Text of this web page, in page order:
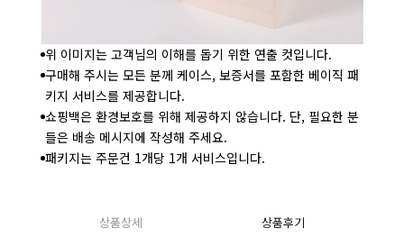
위 이미지는 고객님의 이해를 돕기 위한 연출 컷입니다.
구매해 주시는 모든 분께 케이스, 보증서를 포함한 베이직 패
키지 서비스를 제공합니다.
쇼핑백은 환경보호를 위해 제공하지 않습니다. 단, 필요한 분
들은 배송 메시지에 작성해 주세요.
패키지는 주문건 1개당 1개 서비스입니다.
상품상세 상품후기